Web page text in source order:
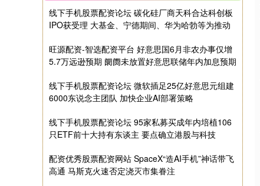
基金指数 7229.80 -1.63 -0.02%
线下手机股票配资论坛 碳化硅厂商天科合达科创板
IPO获受理 大基金、宁德期间、华为哈勃等为推动
旺源配资-智选配资平台 好意思国6月非农办事仅增
5.7万远逊预期 阛阓未放置好意思联储年内加息预期
线下手机股票配资论坛 微软插足25亿好意思元组建
6000东说念主团队 加快企业AI部署策略
线下手机股票配资论坛 95家私募买成年内培植106
只ETF前十大持有东谈主 要点确立港股与科技
配资优秀股票配资网站 SpaceX“造AI手机”神话带飞
高通 马斯克火速否定浇灭市集眷注